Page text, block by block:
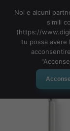
Noi e alcuni
simili
(https://
tu possa avere